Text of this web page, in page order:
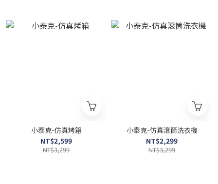
小泰克-仿真烤箱
NT$2,599
NT$3,299
小泰克-仿真滾筒洗衣機
NT$2,299
NT$3,299